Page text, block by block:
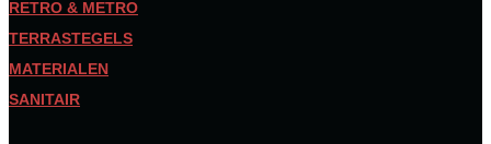
RETRO & METRO
TERRASTEGELS
MATERIALEN
SANITAIR